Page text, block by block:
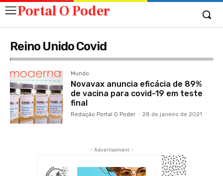
Portal O Poder
Reino Unido Covid
Mundo
Novavax anuncia eficácia de 89%
de vacina para covid-19 em teste
final
Redação Portal O Poder - 28 de janeiro de 2021
- Advertisement -